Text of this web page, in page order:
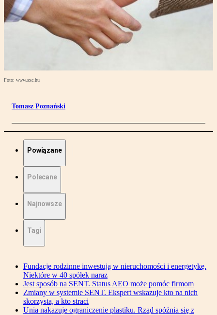
Foto: www.sxc.hu
Tomasz Poznański
Powiązane
Polecane
Najnowsze
Tagi
Fundacje rodzinne inwestują w nieruchomości i energetykę.
Niektóre w 40 spółek naraz
Jest sposób na SENT. Status AEO może pomóc firmom
Zmiany w systemie SENT. Ekspert wskazuje kto na nich
skorzysta, a kto straci
Unia nakazuje ograniczenie plastiku. Rząd spóźnia się z